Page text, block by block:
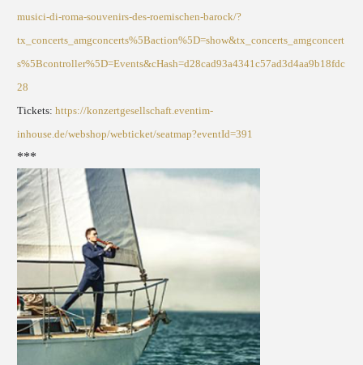
musici-di-roma-souvenirs-des-roemischen-barock/?
tx_concerts_amgconcerts%5Baction%5D=show&tx_concerts_amgconcert
s%5Bcontroller%5D=Events&cHash=d28cad93a4341c57ad3d4aa9b18fdc
28
Tickets: https://konzertgesellschaft.eventim-
inhouse.de/webshop/webticket/seatmap?eventId=391
***